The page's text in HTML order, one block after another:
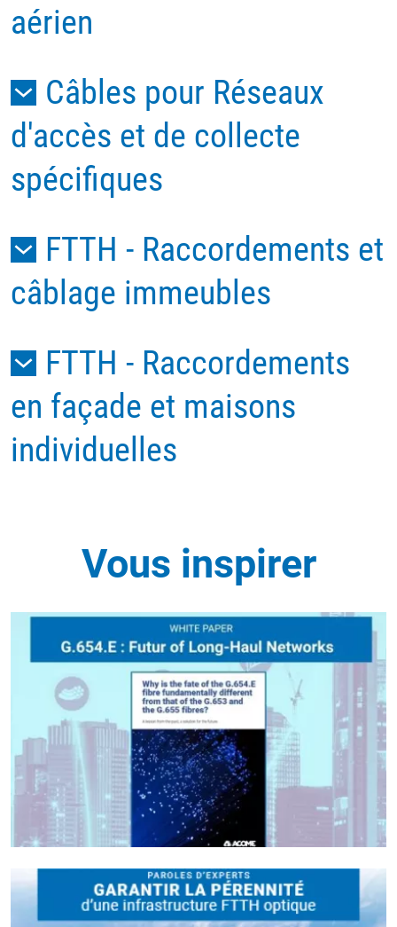
aérien
Câbles pour Réseaux
d'accès et de collecte
spécifiques
FTTH - Raccordements et
câblage immeubles
FTTH - Raccordements
en façade et maisons
individuelles
Vous inspirer